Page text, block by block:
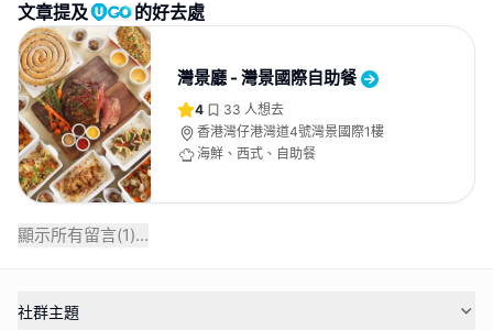
文章提及 的好去處
灣景廳 - 灣景國際自助餐
4 33 人想去
香港灣仔港灣道4號灣景國際1樓
海鮮、西式、自助餐
顯示所有留言(1)...
社群主題